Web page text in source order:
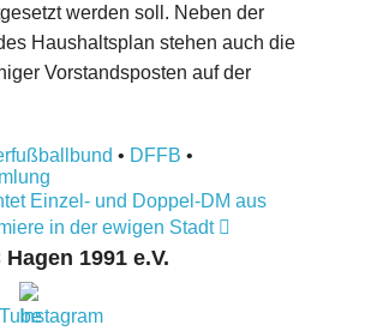
werden soll. Neben der
Haushaltsplan stehen auch die
Vorstandsposten auf der
• DFFB •
Einzel- und Doppel-DM aus
in der ewigen Stadt
1991 e.V.